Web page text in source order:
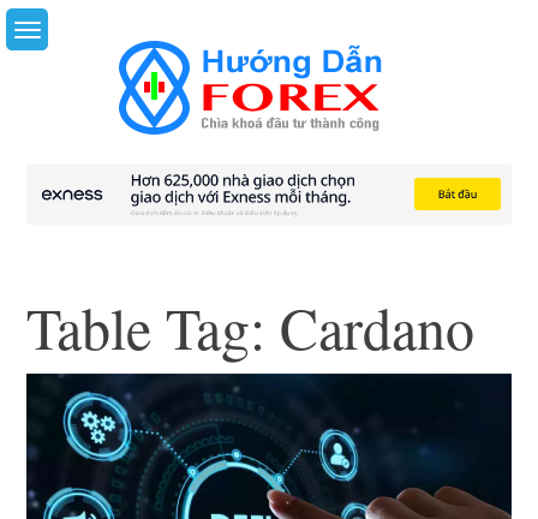
Skip
to
Table Tag: Cardano